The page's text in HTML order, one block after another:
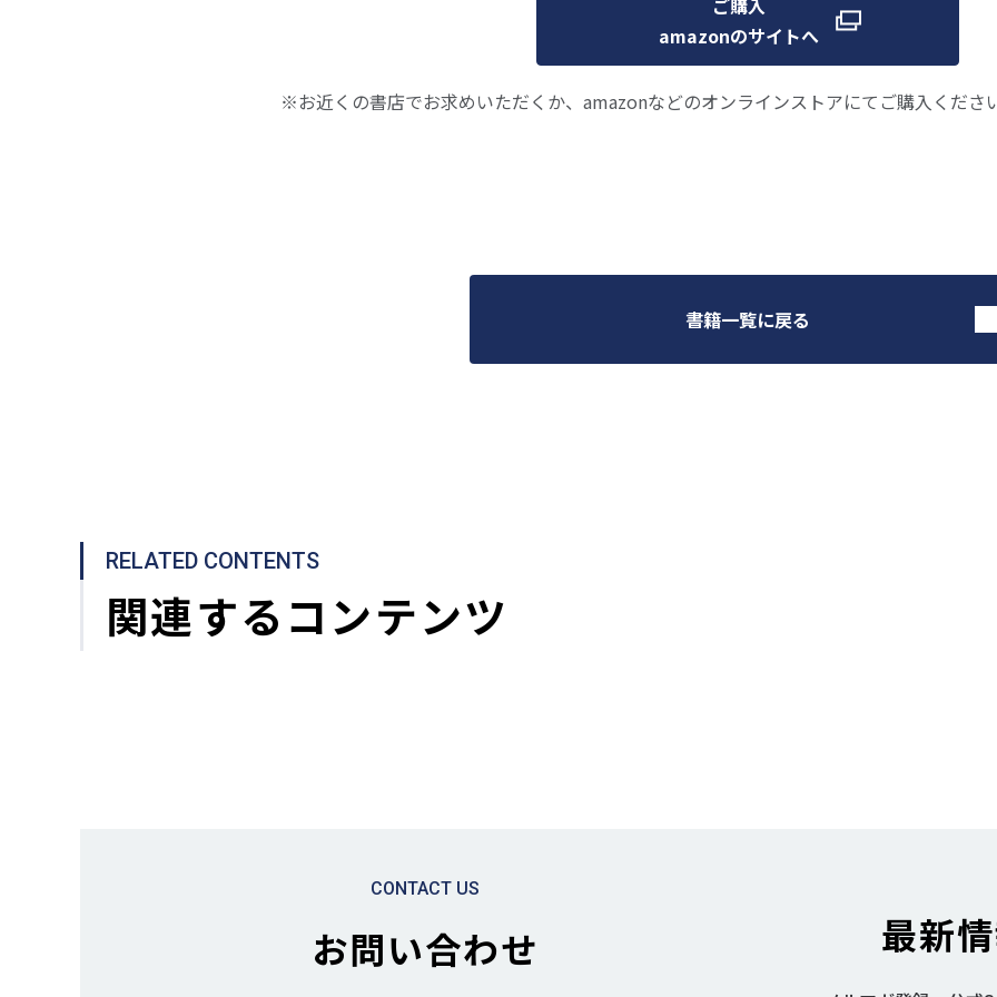
ご購入
amazonのサイトへ
※お近くの書店でお求めいただくか、amazonなどのオンラインストアにてご購入くださ
書籍一覧に戻る
RELATED CONTENTS
関連するコンテンツ
CONTACT US
お問い合わせ 最新